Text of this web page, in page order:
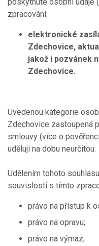
zpracování:
elektronické
Zdechovice,
jakož i pozvánek
Zdechovice.
Uvedenou kategorie
Zdechovice zastoupená
smlouvy (více o
uděluji na dobu neurčitou.
Udělením tohoto
souvislosti s tímto
právo na přístup k
právo na opravu;
právo na výmaz;